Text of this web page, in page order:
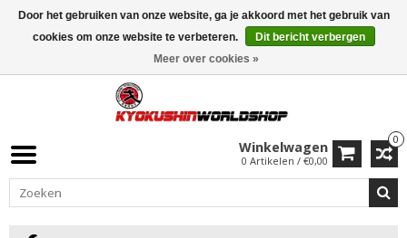
ISAMU SUMMER DEALS• 10% Korting + cadeau vanaf €169 →
0
Winkelwagen
0 Artikelen / €0,00
Door het gebruiken van onze website, ga je akkoord met het gebruik van
cookies om onze website te verbeteren.
Dit bericht verbergen
Meer over cookies »